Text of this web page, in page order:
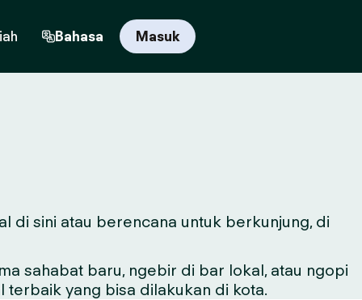
Bahasa Masuk
di sini atau berencana untuk berkunjung, di
sahabat baru, ngebir di bar lokal, atau ngopi
terbaik yang bisa dilakukan di kota.